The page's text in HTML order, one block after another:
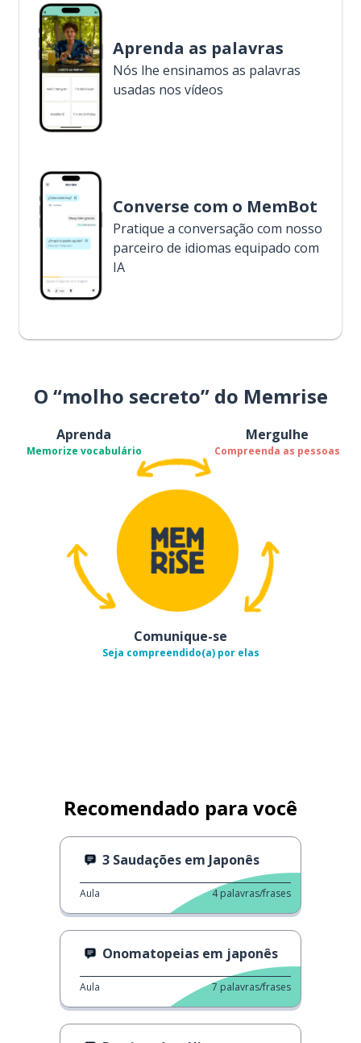
Aprenda as palavras
Nós lhe ensinamos as palavras
usadas nos vídeos
Converse com o MemBot
Pratique a conversação com nosso
parceiro de idiomas equipado com
IA
O “molho secreto” do Memrise
Aprenda
Memorize vocabulário
Mergulhe
Compreenda as pessoas
Comunique-se
Seja compreendido(a) por elas
Recomendado para você
3 Saudações em Japonês
Aula 4 palavras/frases
Onomatopeias em japonês
Aula 7 palavras/frases